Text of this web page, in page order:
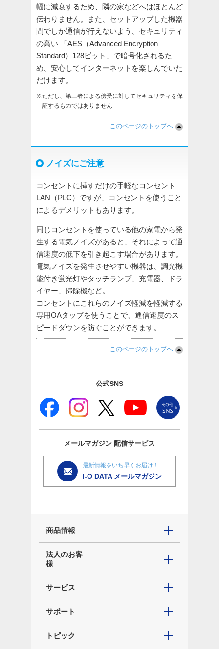
幅に減衰するため、隣の家などへはほとんど
伝わりません。また、セットアップした機器
間でしか通信が行えないよう、セキュリティ
の高い 「AES（Advanced Encryption
Standard）128ビット」で暗号化されるた
め、安心してインターネットを楽しんでいた
だけます。
※ただし、第三者による傍受に対してセキュリティを保
証するものではありません
このページのトップへ
ノイズにご注意
コンセントに挿すだけの手軽なコンセント
LAN（PLC）ですが、コンセントを使うこと
によるデメリットもあります。
同じコンセントを使っている他の家電から発
生する電気ノイズがあると、それによって通
信速度の低下を引き起こす場合があります。
電気ノイズを発生させやすい機器は、調光機
能付き蛍光灯やタッチランプ、充電器、ドラ
イヤー、掃除機など。
コンセントにこれらのノイズ軽減を軽減する
専用OAタップを使うことで、通信速度のス
ピードダウンを防ぐことができます。
このページのトップへ
公式SNS
メールマガジン 配信サービス
最新情報をいち早くお届け！
I-O DATA メールマガジン
商品情報
法人のお客
様
サービス
サポート
トピック